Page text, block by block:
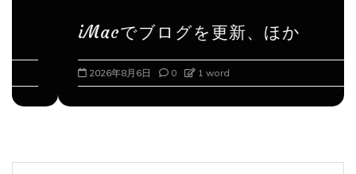
iMacでブログを更新、ほか
2026年8月6日